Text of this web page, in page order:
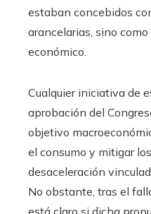
estaban concebidos
arancelarias, sino
económico.
Cualquier iniciativa de
aprobación del
objetivo
el consumo y mitigar
desaceleración
No obstante, tras el
está claro si dicha